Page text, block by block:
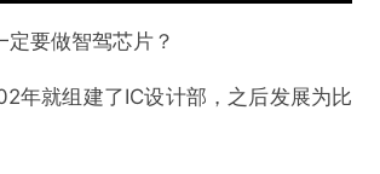
定要做智驾芯片？
年就组建了IC设计部，之后发展为比